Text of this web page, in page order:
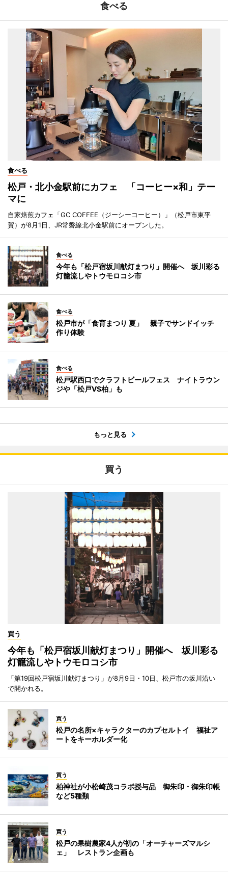
食べる
食べる
松戸・北小金駅前にカフェ 「コーヒー×和」テー
マに
自家焙煎カフェ「GC COFFEE（ジーシーコーヒー）」（松戸市東平
賀）が8月1日、JR常磐線北小金駅前にオープンした。
食べる
今年も「松戸宿坂川献灯まつり」開催へ 坂川彩る
灯籠流しやトウモロコシ市
食べる
松戸市が「食育まつり 夏」 親子でサンドイッチ
作り体験
食べる
松戸駅西口でクラフトビールフェス ナイトラウン
ジや「松戸VS柏」も
もっと見る
買う
買う
今年も「松戸宿坂川献灯まつり」開催へ 坂川彩る
灯籠流しやトウモロコシ市
「第19回松戸宿坂川献灯まつり」が8月9日・10日、松戸市の坂川沿い
で開かれる。
買う
松戸の名所×キャラクターのカプセルトイ 福祉ア
ートをキーホルダー化
買う
柏神社が小松崎茂コラボ授与品 御朱印・御朱印帳
など5種類
買う
松戸の果樹農家4人が初の「オーチャーズマルシ
ェ」 レストラン企画も